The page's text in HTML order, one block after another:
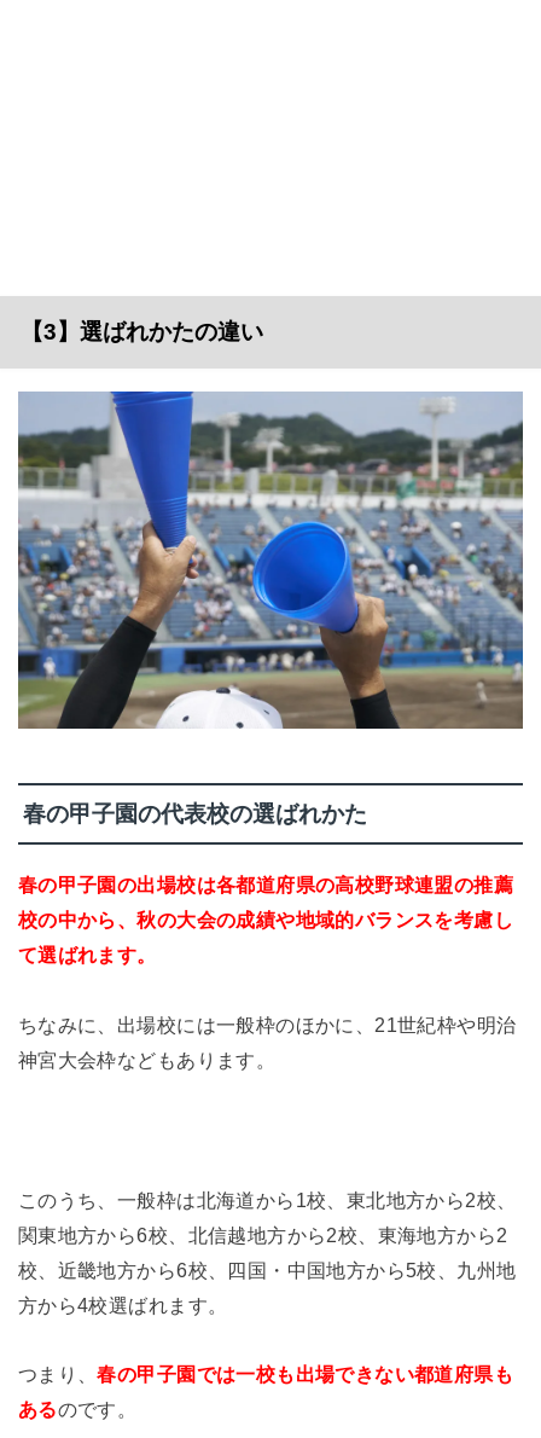
【3】選ばれかたの違い
春の甲子園の代表校の選ばれかた
春の甲子園の出場校は各都道府県の高校野球連盟の推薦
校の中から、秋の大会の成績や地域的バランスを考慮し
て選ばれます。
ちなみに、出場校には一般枠のほかに、21世紀枠や明治
神宮大会枠などもあります。
このうち、一般枠は北海道から1校、東北地方から2校、
関東地方から6校、北信越地方から2校、東海地方から2
校、近畿地方から6校、四国・中国地方から5校、九州地
方から4校選ばれます。
つまり、春の甲子園では一校も出場できない都道府県も
あるのです。